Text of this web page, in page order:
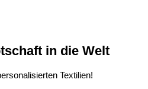
in die Welt
Textilien!